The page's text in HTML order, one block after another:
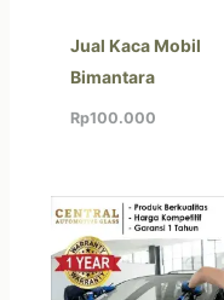
Jual Kaca Mobil
Bimantara
Rp100.000